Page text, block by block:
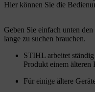
Hier können Sie die
Geben Sie einfach unten
lange zu suchen brauchen.
STIHL arbeitet
Produkt einem älteren
Für einige ältere